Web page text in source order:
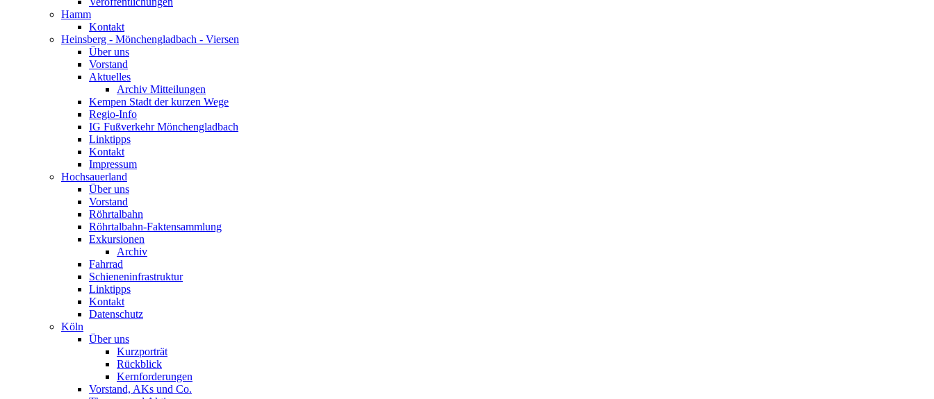
Hamm
Kontakt
Heinsberg - Mönchengladbach - Viersen
Über uns
Vorstand
Aktuelles
Archiv Mitteilungen
Kempen Stadt der kurzen Wege
Regio-Info
IG Fußverkehr Mönchengladbach
Linktipps
Kontakt
Impressum
Hochsauerland
Über uns
Vorstand
Röhrtalbahn
Röhrtalbahn-Faktensammlung
Exkursionen
Archiv
Fahrrad
Schieneninfrastruktur
Linktipps
Kontakt
Datenschutz
Köln
Über uns
Kurzporträt
Rückblick
Kernforderungen
Vorstand, AKs und Co.